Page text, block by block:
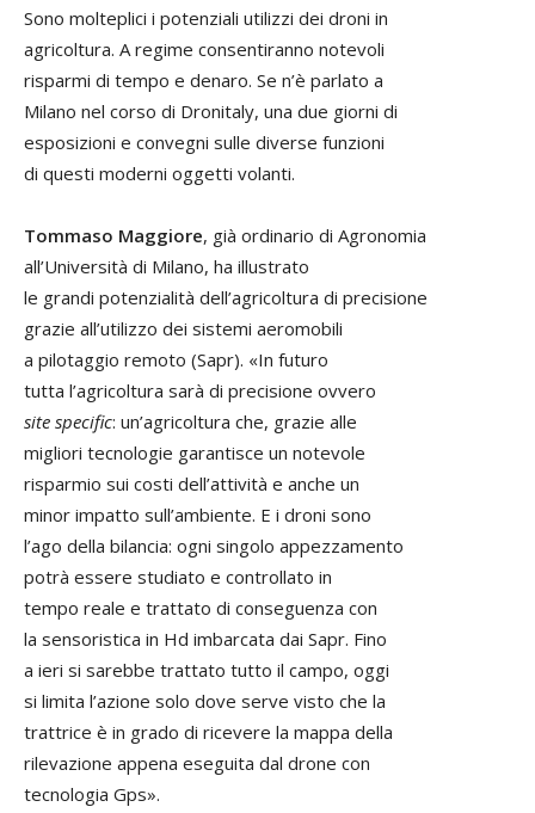
Sono molteplici i potenziali utilizzi dei droni in
agricoltura. A regime consentiranno notevoli
risparmi di tempo e denaro. Se n’è parlato a
Milano nel corso di Dronitaly, una due giorni di
esposizioni e convegni sulle diverse funzioni
di questi moderni oggetti volanti.
Tommaso Maggiore, già ordinario di Agronomia
all’Università di Milano, ha illustrato
le grandi potenzialità dell’agricoltura di precisione
grazie all’utilizzo dei sistemi aeromobili
a pilotaggio remoto (Sapr). «In futuro
tutta l’agricoltura sarà di precisione ovvero
site specific: un’agricoltura che, grazie alle
migliori tecnologie garantisce un notevole
risparmio sui costi dell’attività e anche un
minor impatto sull’ambiente. E i droni sono
l’ago della bilancia: ogni singolo appezzamento
potrà essere studiato e controllato in
tempo reale e trattato di conseguenza con
la sensoristica in Hd imbarcata dai Sapr. Fino
a ieri si sarebbe trattato tutto il campo, oggi
si limita l’azione solo dove serve visto che la
trattrice è in grado di ricevere la mappa della
rilevazione appena eseguita dal drone con
tecnologia Gps».